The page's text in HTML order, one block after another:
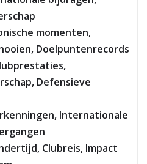
momenten,
Doelpuntenrecords
Defensieve
Internationale
Clubreis, Impact